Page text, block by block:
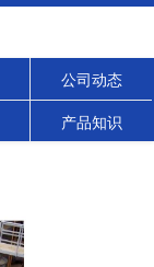
公司动态
产品知识